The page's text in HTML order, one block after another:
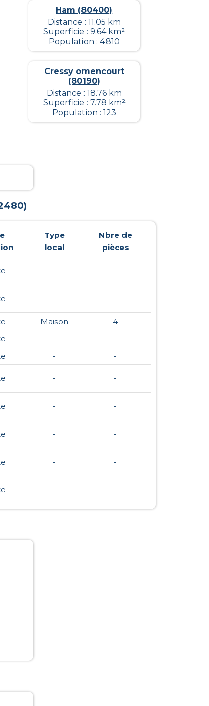
Ham (80400)
Distance : 11.05 km
Superficie : 9.64 km²
Population : 4 810
Cressy omencourt
(80190)
Distance : 18.76 km
Superficie : 7.78 km²
Population : 123
)
Type
local
Nbre de
pièces
- -
- -
Maison
4
-
-
- -
- -
- -
- -
- -
- -